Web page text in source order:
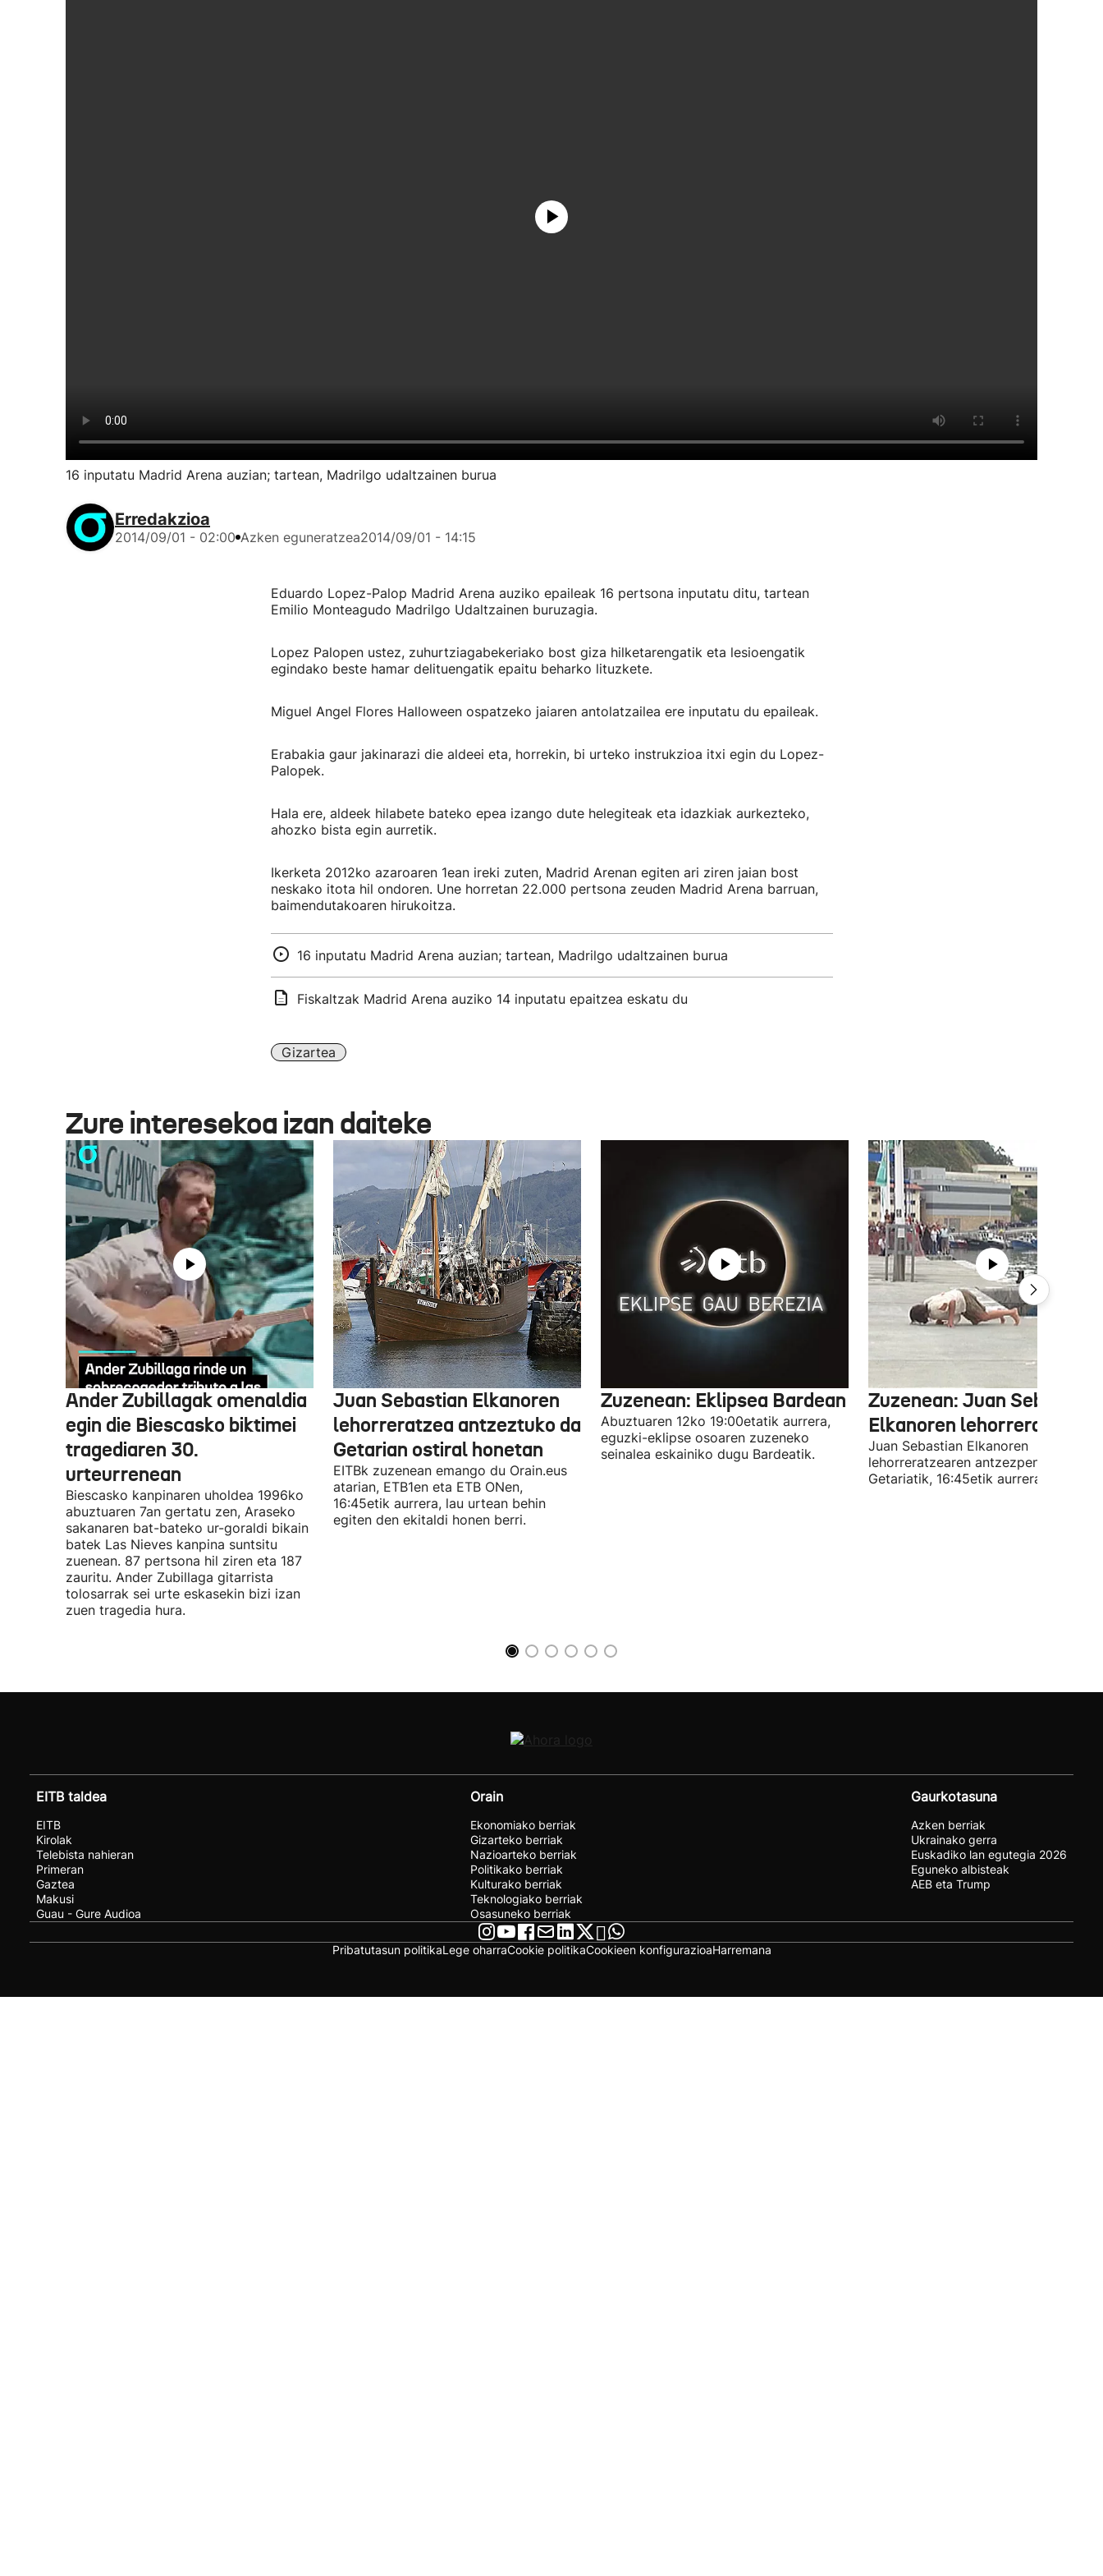
16 inputatu Madrid Arena auzian; tartean, Madrilgo udaltzainen burua
Erredakzioa
2014/09/01 - 02:00 Azken eguneratzea2014/09/01 - 14:15
Eduardo Lopez-Palop Madrid Arena auziko epaileak 16 pertsona inputatu ditu, tartean
Emilio Monteagudo Madrilgo Udaltzainen buruzagia.
Lopez Palopen ustez, zuhurtziagabekeriako bost giza hilketarengatik eta lesioengatik
egindako beste hamar delituengatik epaitu beharko lituzkete.
Miguel Angel Flores Halloween ospatzeko jaiaren antolatzailea ere inputatu du epaileak.
Erabakia gaur jakinarazi die aldeei eta, horrekin, bi urteko instrukzioa itxi egin du Lopez-
Palopek.
Hala ere, aldeek hilabete bateko epea izango dute helegiteak eta idazkiak aurkezteko,
ahozko bista egin aurretik.
Ikerketa 2012ko azaroaren 1ean ireki zuten, Madrid Arenan egiten ari ziren jaian bost
neskako itota hil ondoren. Une horretan 22.000 pertsona zeuden Madrid Arena barruan,
baimendutakoaren hirukoitza.
16 inputatu Madrid Arena auzian; tartean, Madrilgo udaltzainen burua
Fiskaltzak Madrid Arena auziko 14 inputatu epaitzea eskatu du
Gizartea
Zure interesekoa izan daiteke
Ander Zubillagak omenaldia
egin die Biescasko biktimei
tragediaren 30.
urteurrenean
Biescasko kanpinaren uholdea 1996ko
abuztuaren 7an gertatu zen, Araseko
sakanaren bat-bateko ur-goraldi bikain
batek Las Nieves kanpina suntsitu
zuenean. 87 pertsona hil ziren eta 187
zauritu. Ander Zubillaga gitarrista
tolosarrak sei urte eskasekin bizi izan
zuen tragedia hura.
Juan Sebastian Elkanoren
lehorreratzea antzeztuko da
Getarian ostiral honetan
EITBk zuzenean emango du Orain.eus
atarian, ETB1en eta ETB ONen,
16:45etik aurrera, lau urtean behin
egiten den ekitaldi honen berri.
Zuzenean: Eklipsea Bardean
Abuztuaren 12ko 19:00etatik aurrera,
eguzki-eklipse osoaren zuzeneko
seinalea eskainiko dugu Bardeatik.
Zuzenean: Juan Sebastian
Elkanoren lehorreratzea
Juan Sebastian Elkanoren
lehorreratzearen antzezpena
Getariatik, 16:45etik aurrera.
EITB taldea
EITB
Kirolak
Telebista nahieran
Primeran
Gaztea
Makusi
Guau - Gure Audioa
Orain
Ekonomiako berriak
Gizarteko berriak
Nazioarteko berriak
Politikako berriak
Kulturako berriak
Teknologiako berriak
Osasuneko berriak
Gaurkotasuna
Azken berriak
Ukrainako gerra
Euskadiko lan egutegia 2026
Eguneko albisteak
AEB eta Trump
Pribatutasun politikaLege oharraCookie politikaCookieen konfigurazioaHarremana